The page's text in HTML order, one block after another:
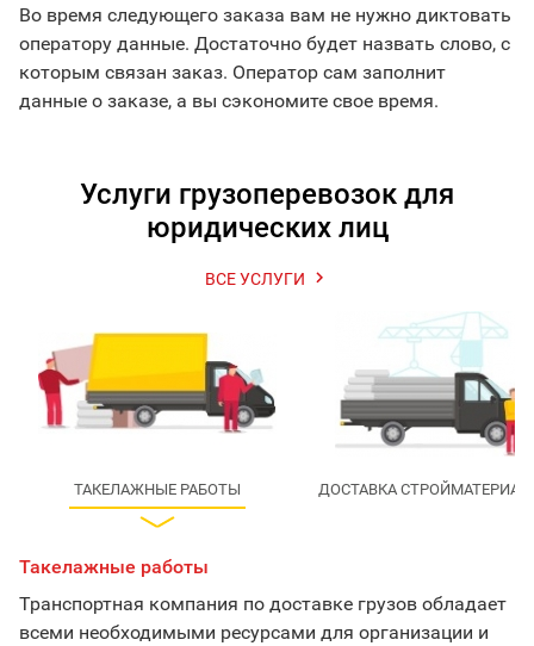
Во время следующего заказа вам не нужно диктовать
оператору данные. Достаточно будет назвать слово, с
которым связан заказ. Оператор сам заполнит
данные о заказе, а вы сэкономите свое время.
Услуги грузоперевозок для
юридических лиц
ВСЕ УСЛУГИ 
ТАКЕЛАЖНЫЕ РАБОТЫ ДОСТАВКА
Такелажные работы
Транспортная компания по доставке грузов обладает
всеми необходимыми ресурсами для организации и